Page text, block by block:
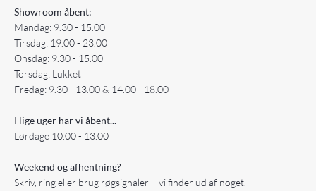
Showroom åbent:
Mandag: 9.30 - 15.00
Tirsdag: 19.00 - 23.00
Onsdag: 9.30 - 15.00
Torsdag: Lukket
Fredag: 9.30 - 13.00 & 14.00 - 18.00
I lige uger har vi åbent...
Lørdage 10.00 - 13.00
Weekend og afhentning?
Skriv, ring eller brug røgsignaler – vi finder ud af noget.